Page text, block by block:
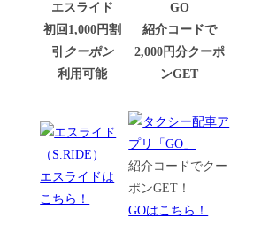
エスライド
初回1,000円割
引 クーポン
利用可能
GO
紹介コードで
2,000円分クーポ
ンGET
エスライドは
こちら！
紹介コードでクー
ポンGET！
GOはこちら！